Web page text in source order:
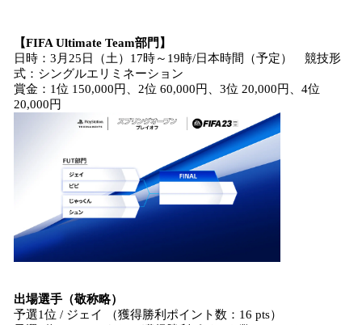
【FIFA Ultimate Team部門】
日時：3月25日（土）17時～19時/日本時間（予定） 競技形
式：シングルエリミネーション
賞金：1位 150,000円、2位 60,000円、3位 20,000円、4位
20,000円
出場選手（敬称略）
予選1位 / ジェイ （獲得勝利ポイント数：16 pts）